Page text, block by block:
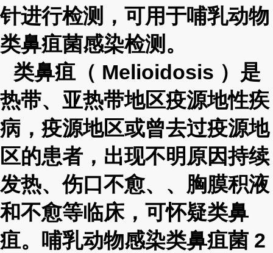
针进行检测，可用于哺乳动物
类鼻疽菌感染检测。
类鼻疽（ Melioidosis ）是
热带、亚热带地区疫源地性疾
病，疫源地区或曾去过疫源地
区的患者，出现不明原因持续
发热、伤口不愈、、胸膜积液
和不愈等临床，可怀疑类鼻
疽。哺乳动物感染类鼻疽菌 2